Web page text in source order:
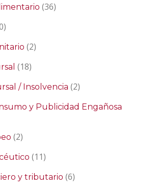
(36)
(2)
(18)
/ Insolvencia (2)
y Publicidad Engañosa
(2)
(11)
y tributario (6)